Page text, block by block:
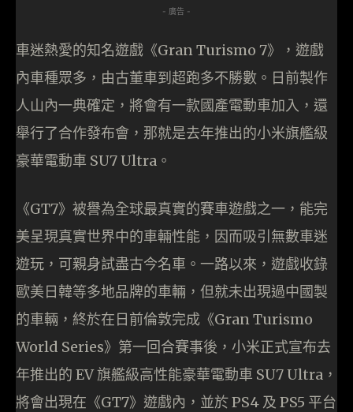
- 廣告 -
車迷熱愛的知名遊戲《Gran Turismo 7》，遊戲
內車種眾多，由古董車到超跑多不勝數。日前製作
人山內一典確定，將會有一款國產電動車加入，還
舉行了合作發布會，那就是去年推出的小米旗艦級
豪華電動車 SU7 Ultra。
《GT7》被譽為全球最真實的賽車遊戲之一，能完
美呈現真實世界中的車輛性能，因而吸引無數車迷
遊玩，可親身試盡古今名車。一路以來，遊戲收錄
歐美日韓等多地品牌的車輛，但就未出現過中國製
的車輛，終於在日前倫敦完成《Gran Turismo
World Series》第一回合賽事後，小米正式宣布去
年推出的 EV 旗艦級高性能豪華電動車 SU7 Ultra，
將會出現在《GT7》遊戲內，並於 PS4 及 PS5 平台